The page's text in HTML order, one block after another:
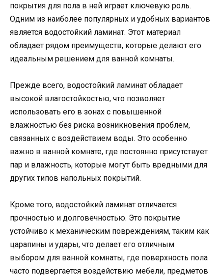
покрытия для пола в ней играет ключевую роль.
Одним из наиболее популярных и удобных вариантов
является водостойкий ламинат. Этот материал
обладает рядом преимуществ, которые делают его
идеальным решением для ванной комнаты.
Прежде всего, водостойкий ламинат обладает
высокой влагостойкостью, что позволяет
использовать его в зонах с повышенной
влажностью без риска возникновения проблем,
связанных с воздействием воды. Это особенно
важно в ванной комнате, где постоянно присутствует
пар и влажность, которые могут быть вредными для
других типов напольных покрытий.
Кроме того, водостойкий ламинат отличается
прочностью и долговечностью. Это покрытие
устойчиво к механическим повреждениям, таким как
царапины и удары, что делает его отличным
выбором для ванной комнаты, где поверхность пола
часто подвергается воздействию мебели, предметов